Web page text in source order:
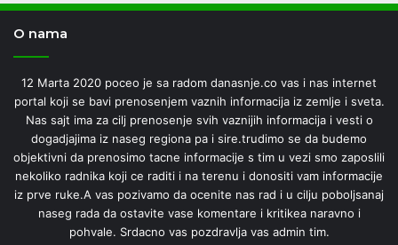
O nama
12 Marta 2020 poceo je sa radom danasnje.co vas i nas internet
portal koji se bavi prenosenjem vaznih informacija iz zemlje i sveta.
Nas sajt ima za cilj prenosenje svih vaznijih informacija i vesti o
dogadjajima iz naseg regiona pa i sire.trudimo se da budemo
objektivni da prenosimo tacne informacije s tim u vezi smo zaposlili
nekoliko radnika koji ce raditi i na terenu i donositi vam informacije
iz prve ruke.A vas pozivamo da ocenite nas rad i u cilju poboljsanaj
naseg rada da ostavite vase komentare i kritikea naravno i
pohvale. Srdacno vas pozdravlja vas admin tim.